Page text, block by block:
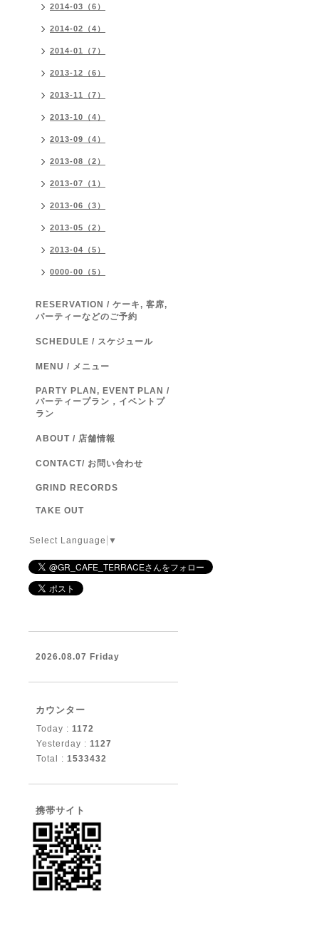
2014-03（6）
2014-02（4）
2014-01（7）
2013-12（6）
2013-11（7）
2013-10（4）
2013-09（4）
2013-08（2）
2013-07（1）
2013-06（3）
2013-05（2）
2013-04（5）
0000-00（5）
RESERVATION / ケーキ, 客席,
パーティーなどのご予約
SCHEDULE / スケジュール
MENU / メニュー
PARTY PLAN, EVENT PLAN /
パーティープラン，イベントプ
ラン
ABOUT / 店舗情報
CONTACT/ お問い合わせ
GRIND RECORDS
TAKE OUT
Select Language ▼
2026.08.07 Friday
カウンター
Today : 1172
Yesterday : 1127
Total : 1533432
携帯サイト